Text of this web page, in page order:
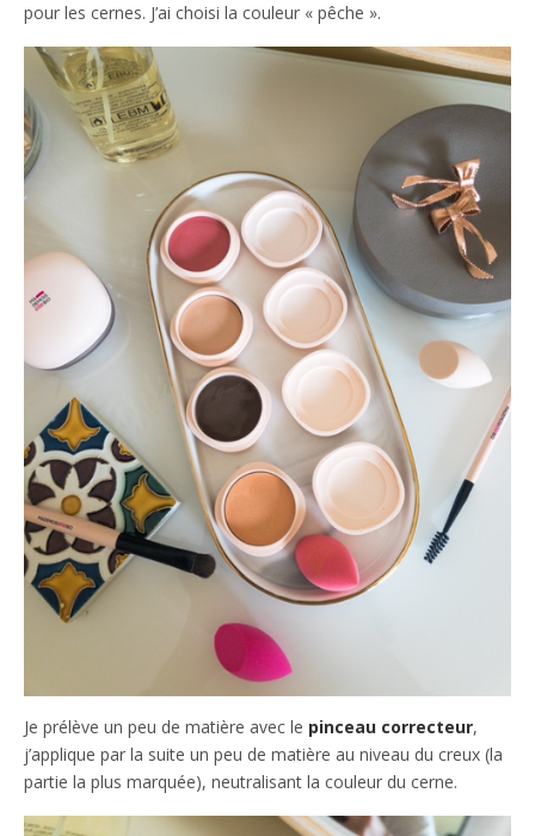
pour les cernes. J’ai choisi la couleur « pêche ».
Je prélève un peu de matière avec le pinceau correcteur,
j’applique par la suite un peu de matière au niveau du creux (la
partie la plus marquée), neutralisant la couleur du cerne.